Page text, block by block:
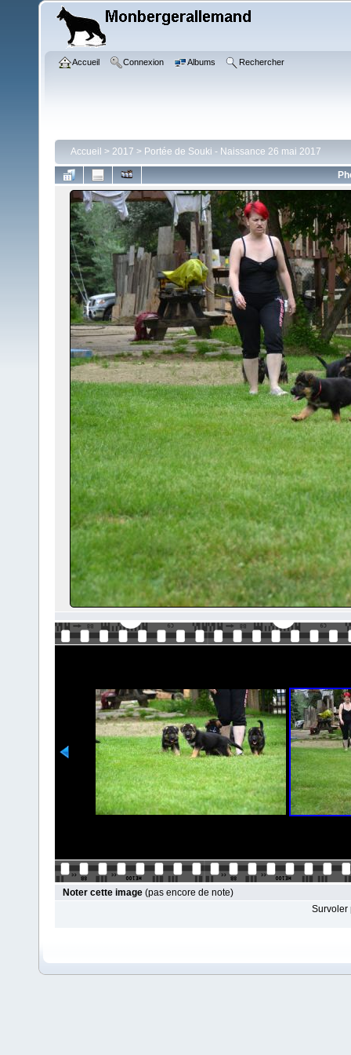
Accueil Connexion Albums Rechercher
Accueil > 2017 > Portée de Souki - Naissance 26 mai 2017
Noter cette image (pas encore de note)
Survoler